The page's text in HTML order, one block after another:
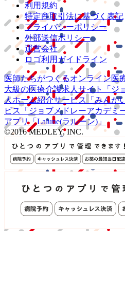
利用規約
特定商取引法に基づく表記
プライバシーポリシー
外部送信ポリシー
運営会社
ロゴ利用ガイドライン
医師たちがつくるオンライン医
大級の医療介護求人サイト 「ジ
人ホーム紹介サービス
「みんか
ビス
「ジョブメドレーアカデミ
アプリ「Lalune(ラルーン)」
©2016 MEDLEY, INC.